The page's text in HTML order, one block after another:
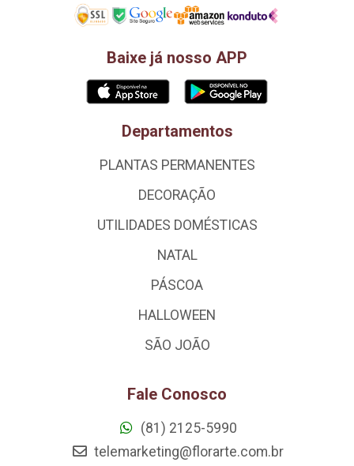
Baixe já nosso APP
Departamentos
PLANTAS PERMANENTES
DECORAÇÃO
UTILIDADES DOMÉSTICAS
NATAL
PÁSCOA
HALLOWEEN
SÃO JOÃO
Fale Conosco
(81) 2125-5990
telemarketing@florarte.com.br